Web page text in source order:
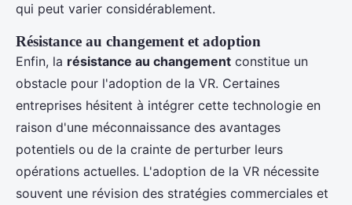
qui peut varier considérablement.
Résistance au changement et adoption
Enfin, la résistance au changement constitue un
obstacle pour l'adoption de la VR. Certaines
entreprises hésitent à intégrer cette technologie en
raison d'une méconnaissance des avantages
potentiels ou de la crainte de perturber leurs
opérations actuelles. L'adoption de la VR nécessite
souvent une révision des stratégies commerciales et